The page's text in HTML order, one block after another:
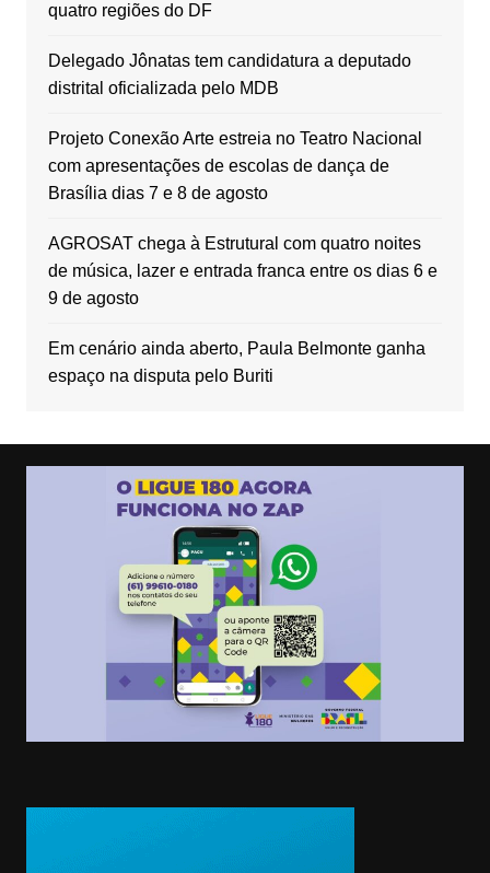
quatro regiões do DF
Delegado Jônatas tem candidatura a deputado
distrital oficializada pelo MDB
Projeto Conexão Arte estreia no Teatro Nacional
com apresentações de escolas de dança de
Brasília dias 7 e 8 de agosto
AGROSAT chega à Estrutural com quatro noites
de música, lazer e entrada franca entre os dias 6 e
9 de agosto
Em cenário ainda aberto, Paula Belmonte ganha
espaço na disputa pelo Buriti